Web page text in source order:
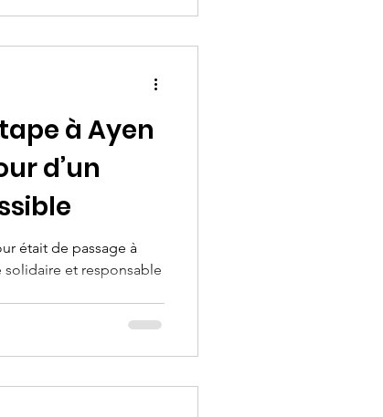
à Ayen
d’un
était de passage à
solidaire et responsable